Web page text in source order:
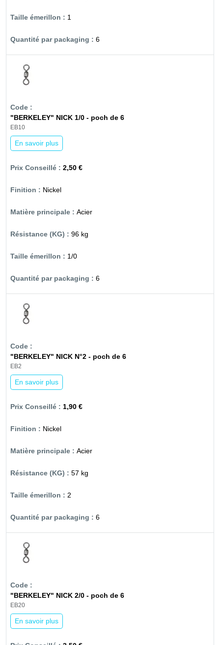
1
6
"BERKELEY" NICK 1/0 - poch de 6
EB10
En savoir plus
2,50 €
Nickel
Acier
96 kg
1/0
6
"BERKELEY" NICK N°2 - poch de 6
EB2
En savoir plus
1,90 €
Nickel
Acier
57 kg
2
6
"BERKELEY" NICK 2/0 - poch de 6
EB20
En savoir plus